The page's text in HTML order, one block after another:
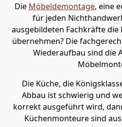
Die Möbeldemontage, eine
für jeden
ausgebildeten Fachkräfte
übernehmen? Die
Wiederaufbau sind die
Die Küche, die
Abbau ist schwierig und
korrekt ausgeführt wird,
Küchenmonteure sind